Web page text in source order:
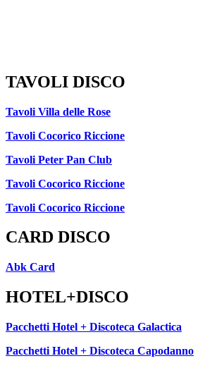
TAVOLI DISCO
Tavoli Villa delle Rose
Tavoli Cocorico Riccione
Tavoli Peter Pan Club
Tavoli Cocorico Riccione
Tavoli Cocorico Riccione
CARD DISCO
Abk Card
HOTEL+DISCO
Pacchetti Hotel + Discoteca Galactica
Pacchetti Hotel + Discoteca Capodanno